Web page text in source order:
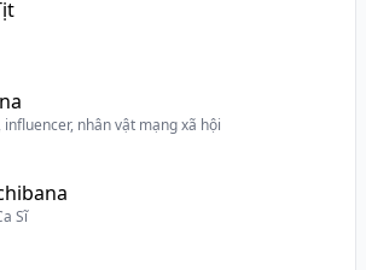
nhân vật mạng xã hội
Sĩ